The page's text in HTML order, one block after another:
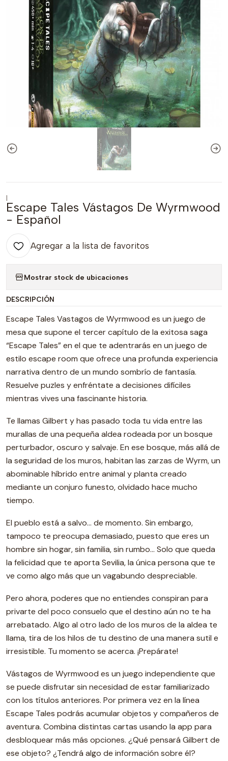
|
Escape Tales Vástagos De Wyrmwood
- Español
Agregar a la lista de favoritos
Mostrar stock de ubicaciones
DESCRIPCIÓN
Escape Tales Vastagos de Wyrmwood es un juego de
mesa que supone el tercer capítulo de la exitosa saga
“Escape Tales” en el que te adentrarás en un juego de
estilo escape room que ofrece una profunda experiencia
narrativa dentro de un mundo sombrío de fantasía.
Resuelve puzles y enfréntate a decisiones difíciles
mientras vives una fascinante historia.
Te llamas Gilbert y has pasado toda tu vida entre las
murallas de una pequeña aldea rodeada por un bosque
perturbador, oscuro y salvaje. En ese bosque, más allá de
la seguridad de los muros, habitan las zarzas de Wyrm, un
abominable híbrido entre animal y planta creado
mediante un conjuro funesto, olvidado hace mucho
tiempo.
El pueblo está a salvo… de momento. Sin embargo,
tampoco te preocupa demasiado, puesto que eres un
hombre sin hogar, sin familia, sin rumbo… Solo que queda
la felicidad que te aporta Sevilia, la única persona que te
ve como algo más que un vagabundo despreciable.
Pero ahora, poderes que no entiendes conspiran para
privarte del poco consuelo que el destino aún no te ha
arrebatado. Algo al otro lado de los muros de la aldea te
llama, tira de los hilos de tu destino de una manera sutil e
irresistible. Tu momento se acerca. ¡Prepárate!
Vástagos de Wyrmwood es un juego independiente que
se puede disfrutar sin necesidad de estar familiarizado
con los títulos anteriores. Por primera vez en la línea
Escape Tales podrás acumular objetos y compañeros de
aventura. Combina distintas cartas usando la app para
desbloquear más más opciones. ¿Qué pensará Gilbert de
ese objeto? ¿Tendrá algo de información sobre él?